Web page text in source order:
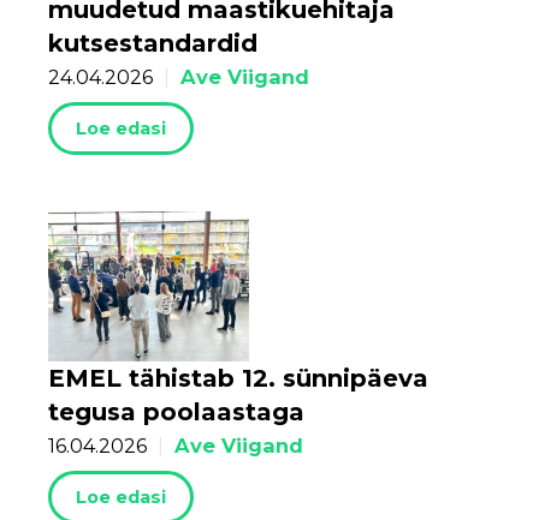
muudetud maastikuehitaja
kutsestandardid
24.04.2026 Ave Viigand
Loe edasi
EMEL tähistab 12. sünnipäeva
tegusa poolaastaga
16.04.2026 Ave Viigand
Loe edasi